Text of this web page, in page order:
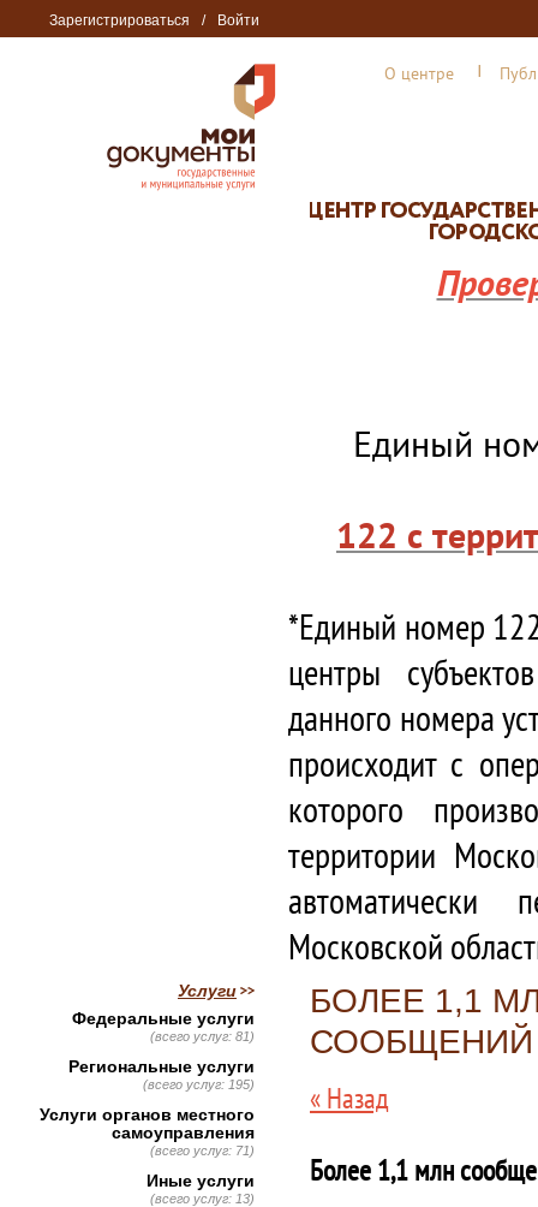
Зарегистрироваться / Войти
О центре
Единый
122 с
*Единый номер
центры
данного номера
происходит с
которого
территории
автоматически
Московской
БОЛЕЕ 1,1
СООБЩЕНИЙ
« Назад
Более 1,1 млн
Услуги
Федеральные услуги
(всего услуг: 81)
Региональные услуги
(всего услуг: 195)
Услуги органов местного
самоуправления
(всего услуг: 71)
Иные услуги
(всего услуг: 13)